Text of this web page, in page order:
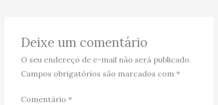
Deixe um comentário
O seu endereço de e-mail não será publicado.
Campos obrigatórios são marcados com *
Comentário *